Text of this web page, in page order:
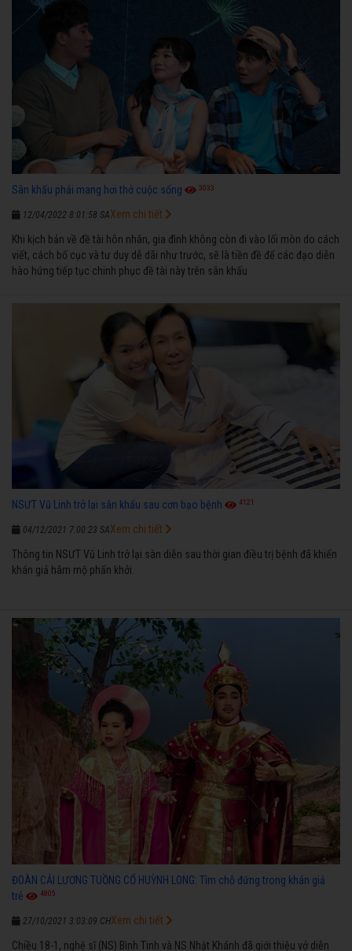
Sân khấu phải mang hơi thở cuộc sống 3033
12/04/2022 8:01:58 SA
Khi kịch bản về đề tài hôn nhân, gia đình không còn đi vào lối mòn do cách
viết, cách bố cục và tư duy dễ dãi như trước, sẽ là tiền đề để các đạo diễn
hào hứng tiếp tục chinh phục đề tài này trên sân khấu
Xem chi tiết
NSƯT Vũ Linh trở lại sân khấu sau cơn bạo bệnh 4121
04/12/2021 7:00:23 SA
Thông tin NSƯT Vũ Linh trở lại sàn diễn sau thời gian điều trị bệnh đã khiến
khán giả hâm mộ phấn khởi.
Xem chi tiết
ĐOÀN CẢI LƯƠNG TUỒNG CỔ HUỲNH LONG: Tìm chỗ đứng trong khán giả
trẻ
4805
27/10/2021 3:03:09 CH
Chiều 18-1, nghệ sĩ (NS) Bình Tinh và NS Nhật Khánh đã giới thiệu vở diễn
Xem chi tiết